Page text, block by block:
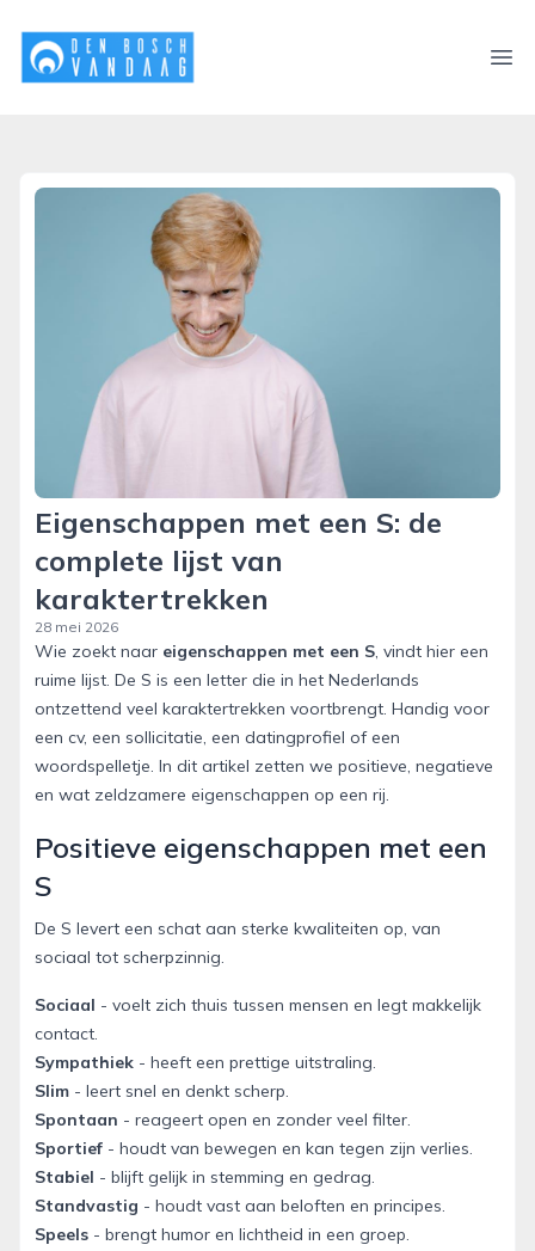
denboschvandaag.nl
Eigenschappen met een S: de
complete lijst van
karaktertrekken
28 mei 2026
Wie zoekt naar eigenschappen met een S, vindt hier een
ruime lijst. De S is een letter die in het Nederlands
ontzettend veel karaktertrekken voortbrengt. Handig voor
een cv, een sollicitatie, een datingprofiel of een
woordspelletje. In dit artikel zetten we positieve, negatieve
en wat zeldzamere eigenschappen op een rij.
Positieve eigenschappen met een
S
De S levert een schat aan sterke kwaliteiten op, van
sociaal tot scherpzinnig.
Sociaal - voelt zich thuis tussen mensen en legt makkelijk
contact.
Sympathiek - heeft een prettige uitstraling.
Slim - leert snel en denkt scherp.
Spontaan - reageert open en zonder veel filter.
Sportief - houdt van bewegen en kan tegen zijn verlies.
Stabiel - blijft gelijk in stemming en gedrag.
Standvastig - houdt vast aan beloften en principes.
Speels - brengt humor en lichtheid in een groep.